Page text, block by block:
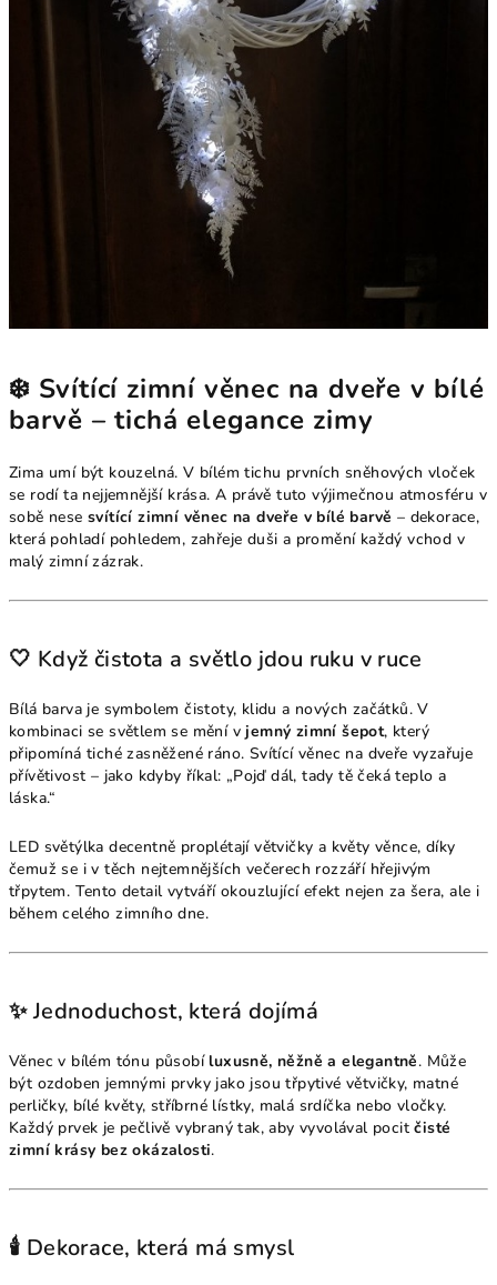
❄️ Svítící zimní věnec na dveře v bílé
barvě – tichá elegance zimy
Zima umí být kouzelná. V bílém tichu prvních sněhových vloček
se rodí ta nejjemnější krása. A právě tuto výjimečnou atmosféru v
sobě nesesvítící zimní věnec na dveře v bílé barvě – dekorace,
která pohladí pohledem, zahřeje duši a promění každý vchod v
malý zimní zázrak.
🤍 Když čistota a světlo jdou ruku v ruce
Bílá barva je symbolem čistoty, klidu a nových začátků. V
kombinaci se světlem se mění vjemný zimní šepot, který
připomíná tiché zasněžené ráno. Svítící věnec na dveře vyzařuje
přívětivost – jako kdyby říkal: „Pojď dál, tady tě čeká teplo a
láska.“
LED světýlka decentně proplétají větvičky a květy věnce, díky
čemuž se i v těch nejtemnějších večerech rozzáří hřejivým
třpytem. Tento detail vytváří okouzlující efekt nejen za šera, ale i
během celého zimního dne.
✨ Jednoduchost, která dojímá
Věnec v bílém tónu působí luxusně, něžně a elegantně. Může
být ozdoben jemnými prvky jako jsou třpytivé větvičky, matné
perličky, bílé květy, stříbrné lístky, malá srdíčka nebo vločky.
Každý prvek je pečlivě vybraný tak, aby vyvolával pocitčisté
zimní krásy bez okázalosti.
🕯️ Dekorace, která má smysl